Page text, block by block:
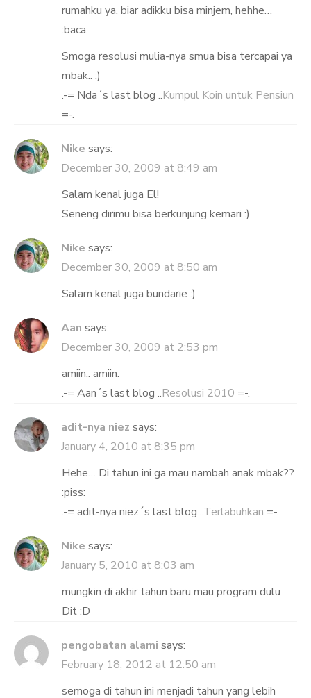
rumahku ya, biar adikku bisa minjem, hehhe…
:baca:
Smoga resolusi mulia-nya smua bisa tercapai ya
mbak.. :)
.-= Nda´s last blog ..Kumpul Koin untuk Pensiun
=-.
Nike says:
December 30, 2009 at 8:49 am
Salam kenal juga El!
Seneng dirimu bisa berkunjung kemari :)
Nike says:
December 30, 2009 at 8:50 am
Salam kenal juga bundarie :)
Aan says:
December 30, 2009 at 2:53 pm
amiin.. amiin.
.-= Aan´s last blog ..Resolusi 2010 =-.
adit-nya niez says:
January 4, 2010 at 8:35 pm
Hehe… Di tahun ini ga mau nambah anak mbak??
:piss:
.-= adit-nya niez´s last blog ..Terlabuhkan =-.
Nike says:
January 5, 2010 at 8:03 am
mungkin di akhir tahun baru mau program dulu
Dit :D
pengobatan alami says:
February 18, 2012 at 12:50 am
semoga di tahun ini menjadi tahun yang lebih